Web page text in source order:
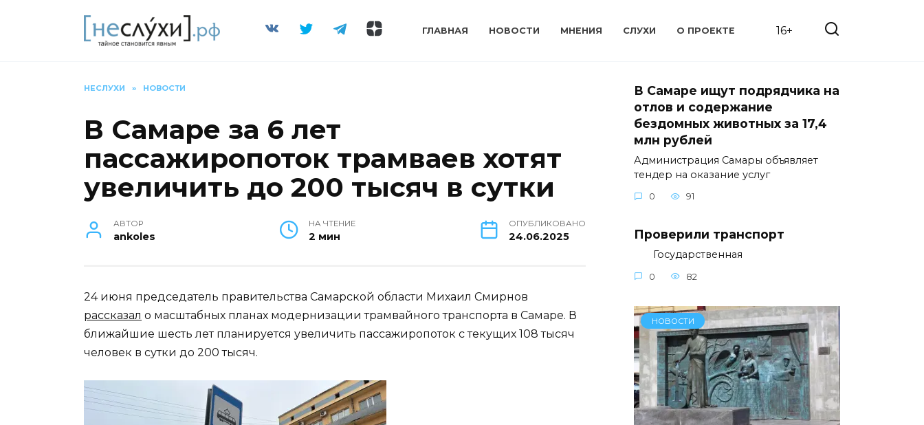
ГЛАВНАЯ НОВОСТИ МНЕНИЯ СЛУХИ О ПРОЕКТЕ 16+
НЕСЛУХИ » НОВОСТИ
В Самаре за 6 лет
пассажиропоток трамваев хотят
увеличить до 200 тысяч в сутки
АВТОР
ankoles
НА ЧТЕНИЕ
2 мин
ОПУБЛИКОВАНО
24.06.2025
24 июня председатель правительства Самарской области Михаил Смирнов
рассказал о масштабных планах модернизации трамвайного транспорта в Самаре. В
ближайшие шесть лет планируется увеличить пассажиропоток с текущих 108 тысяч
человек в сутки до 200 тысяч.
В Самаре ищут подрядчика на
отлов и содержание
бездомных животных за 17,4
млн рублей
Администрация Самары объявляет
тендер на оказание услуг
0 91
Проверили транспорт
Государственная
0 82
НОВОСТИ